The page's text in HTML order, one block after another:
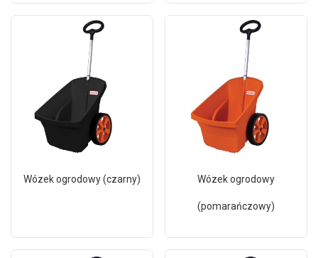
Wózek ogrodowy (czarny) Wózek ogrodowy
(pomarańczowy)